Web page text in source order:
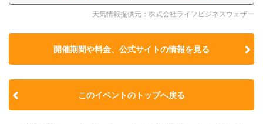
天気情報提供元：株式会社ライフビジネスウェザー
開催期間や料金、公式サイトの情報を見る
このイベントのトップへ戻る